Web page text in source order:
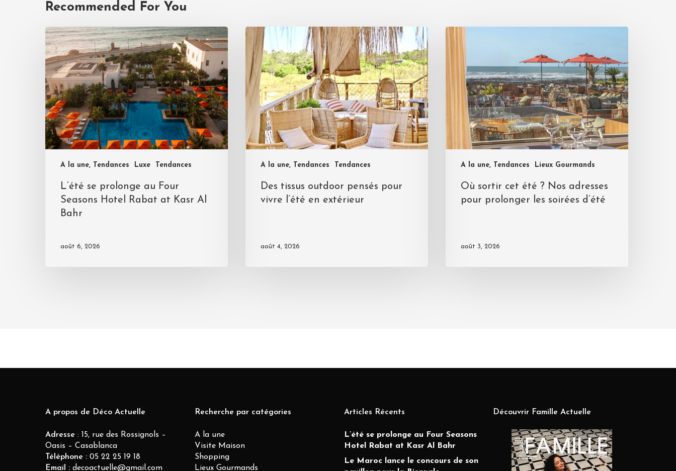
Recommended For You
A la une, Tendances Luxe Tendances
L’été se prolonge au Four
Seasons Hotel Rabat at Kasr Al
Bahr
août 6, 2026
A la une, Tendances Tendances
Des tissus outdoor pensés pour
vivre l’été en extérieur
août 4, 2026
A la une, Tendances Lieux Gourmands
Où sortir cet été ? Nos adresses
pour prolonger les soirées d’été
août 3, 2026
A propos de Déco Actuelle
Adresse : 15, rue des Rossignols –
Oasis – Casablanca
Téléphone : 05 22 25 19 18
Email : decoactuelle@gmail.com
Recherche par catégories
A la une
Visite Maison
Shopping
Lieux Gourmands
Articles Récents
L’été se prolonge au Four Seasons
Hotel Rabat at Kasr Al Bahr
Le Maroc lance le concours de son
Découvrir Famille Actuelle